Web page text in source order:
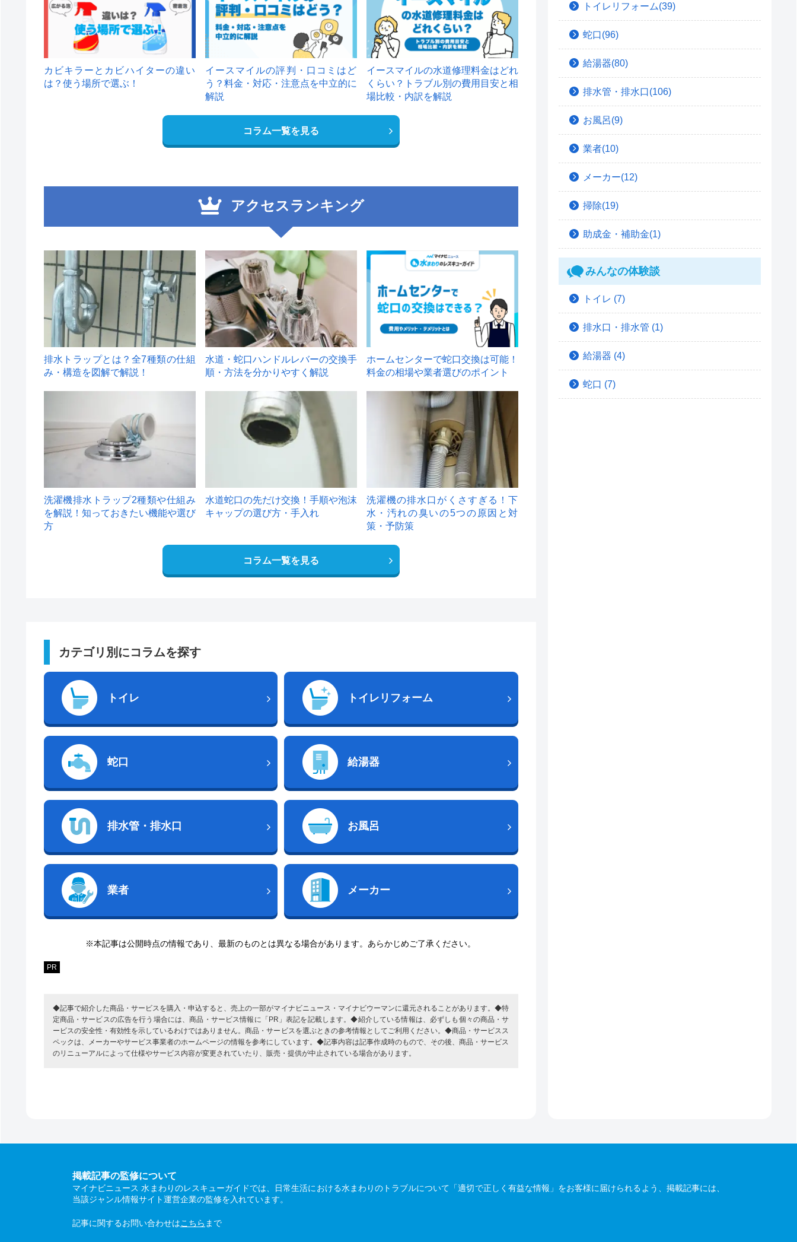
カビキラーとカビハイターの違い
は？使う場所で選ぶ！
イースマイルの評判・口コミはど
う？料金・対応・注意点を中立的に
解説
イースマイルの水道修理料金はどれ
くらい？トラブル別の費用目安と相
場比較・内訳を解説
コラム一覧を見る
アクセスランキング
1
排水トラップとは？全7種類の仕組
み・構造を図解で解説！
2
水道・蛇口ハンドルレバーの交換手
順・方法を分かりやすく解説
ホームセンターで蛇口交換は可能！
料金の相場や業者選びのポイント
洗濯機排水トラップ2種類や仕組み
を解説！知っておきたい機能や選び
方
水道蛇口の先だけ交換！手順や泡沫
キャップの選び方・手入れ
洗濯機の排水口がくさすぎる！下
水・汚れの臭いの5つの原因と対
策・予防策
コラム一覧を見る
カテゴリ別にコラムを探す
トイレ トイレリフォーム
蛇口 給湯器
排水管・排水口 お風呂
業者 メーカー
※本記事は公開時点の情報であり、最新のものとは異なる場合があります。あらかじめご了承ください。
PR
◆記事で紹介した商品・サービスを購入・申込すると、売上の一部がマイナビニュース・マイナビウーマンに還元されることがあります。◆特
定商品・サービスの広告を行う場合には、商品・サービス情報に「PR」表記を記載します。◆紹介している情報は、必ずしも個々の商品・サ
ービスの安全性・有効性を示しているわけではありません。商品・サービスを選ぶときの参考情報としてご利用ください。◆商品・サービスス
ペックは、メーカーやサービス事業者のホームページの情報を参考にしています。◆記事内容は記事作成時のもので、その後、商品・サービス
のリニューアルによって仕様やサービス内容が変更されていたり、販売・提供が中止されている場合があります。
トイレリフォーム(39)
蛇口(96)
給湯器(80)
排水管・排水口(106)
お風呂(9)
業者(10)
メーカー(12)
掃除(19)
助成金・補助金(1)
みんなの体験談
トイレ (7)
排水口・排水管 (1)
給湯器 (4)
蛇口 (7)
掲載記事の監修について
マイナビニュース 水まわりのレスキューガイドでは、日常生活における水まわりのトラブルについて「適切で正しく有益な情報」をお客様に届けられるよう、掲載記事には、
当該ジャンル情報サイト運営企業の監修を入れています。
記事に関するお問い合わせはこちら まで